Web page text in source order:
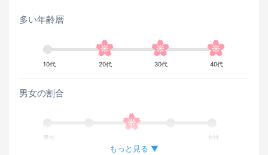
多い年齢層
10代 20代 30代 40代
男女の割合
男性 女性
もっと見る ▼